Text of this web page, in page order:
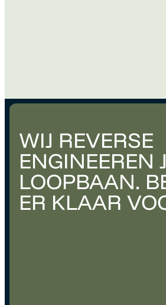
te vinden met vragen. Je denkt
van het werk en neemt vanzelf
Misschien merk je dat je huidige
WIJ REVERSE
ENGINEEREN
LOOPBAAN.
ER KLAAR